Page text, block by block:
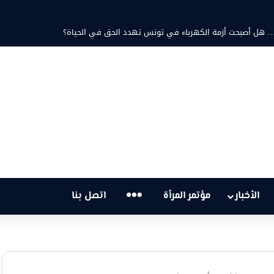
هل أصبحت أزمة الكهرباء في تونس تهدد الحق في الحياة؟
الأخبار مؤتمر المرأة … اتصل بنا